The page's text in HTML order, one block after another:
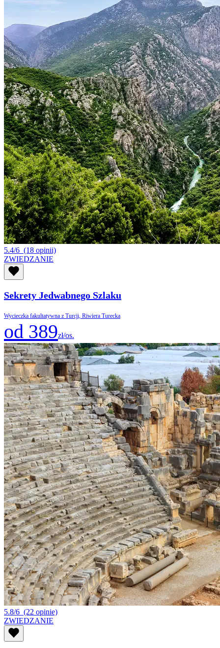
5.4/6 (18 opinii)
ZWIEDZANIE
Sekrety Jedwabnego Szlaku
Wycieczka fakultatywna z Turcji, Riwiera Turecka
od 389zł/os.
5.8/6 (22 opinie)
ZWIEDZANIE